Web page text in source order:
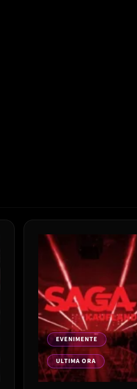
EVENIMENTE
ULTIMA ORA